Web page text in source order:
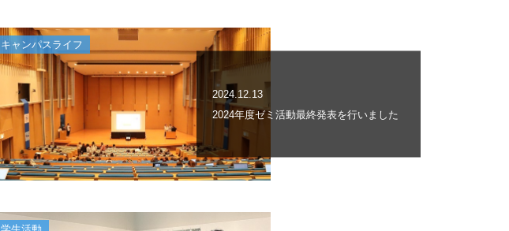
キャンパスライフ
2024.12.13
2024年度ゼミ活動最終発表を行いました